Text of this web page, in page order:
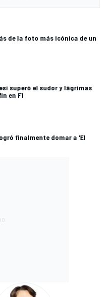
de la foto más icónica de un
superó el sudor y lágrimas
en F1
finalmente domar a 'El